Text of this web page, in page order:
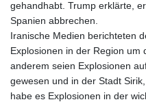
gehandhabt. Trump erklärte,
Spanien abbrechen.
Iranische Medien berichteten
Explosionen in der Region
anderem seien Explosionen
gewesen und in der Stadt
habe es Explosionen in der